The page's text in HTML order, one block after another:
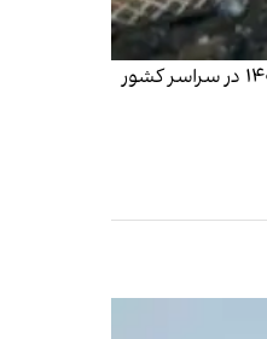
در سال گذشته روی هم رفته حدود ۵۶۰ تجمع اعتراضی از سوی بازنشستگان در ۸۱ روز از سال ۱۴۰۲ در سراسر کشور